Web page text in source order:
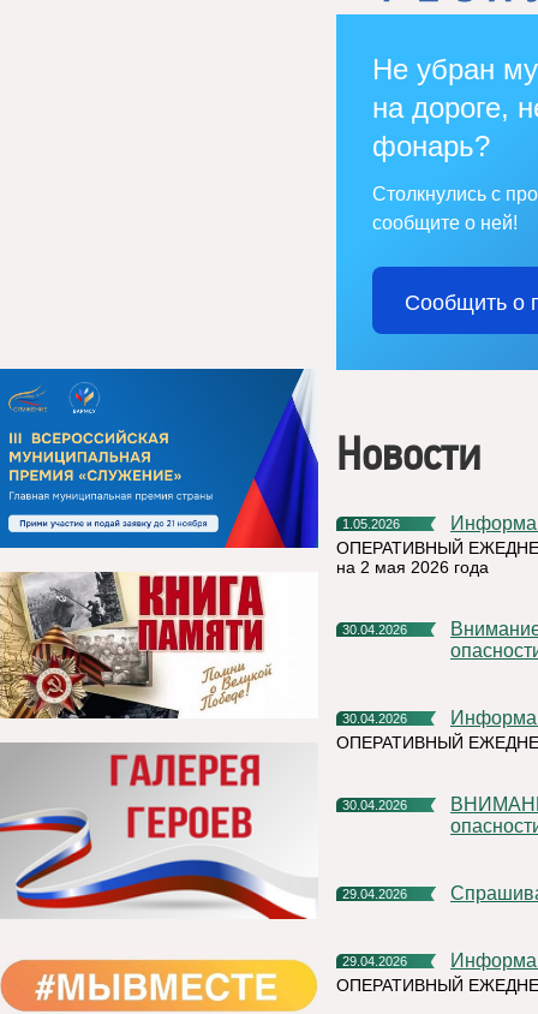
Не убран
на дороге,
фонарь?
Столкнулись с
сообщите о ней!
Сообщить о
Новости
1.05.2026
ОПЕРАТИВНЫЙ
на 2 мая 2026 года
30.04.2026
Внимание! Отмена Желтого уровня террористической
30.04.2026
ОПЕРАТИВНЫЙ
30.04.2026
ВНИМАНИЕ! Желтый уровень антитеррористической
29.04.2026
29.04.2026
ОПЕРАТИВНЫЙ